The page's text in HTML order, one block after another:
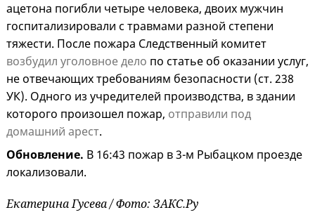
ацетона погибли четыре человека, двоих мужчин
госпитализировали с травмами разной степени
тяжести. После пожара Следственный комитет
возбудил уголовное дело по статье об оказании услуг,
не отвечающих требованиям безопасности (ст. 238
УК). Одного из учредителей производства, в здании
которого произошел пожар, отправили под
домашний арест.
Обновление. В 16:43 пожар в 3-м Рыбацком проезде
локализовали.
Екатерина Гусева / Фото: ЗАКС.Ру